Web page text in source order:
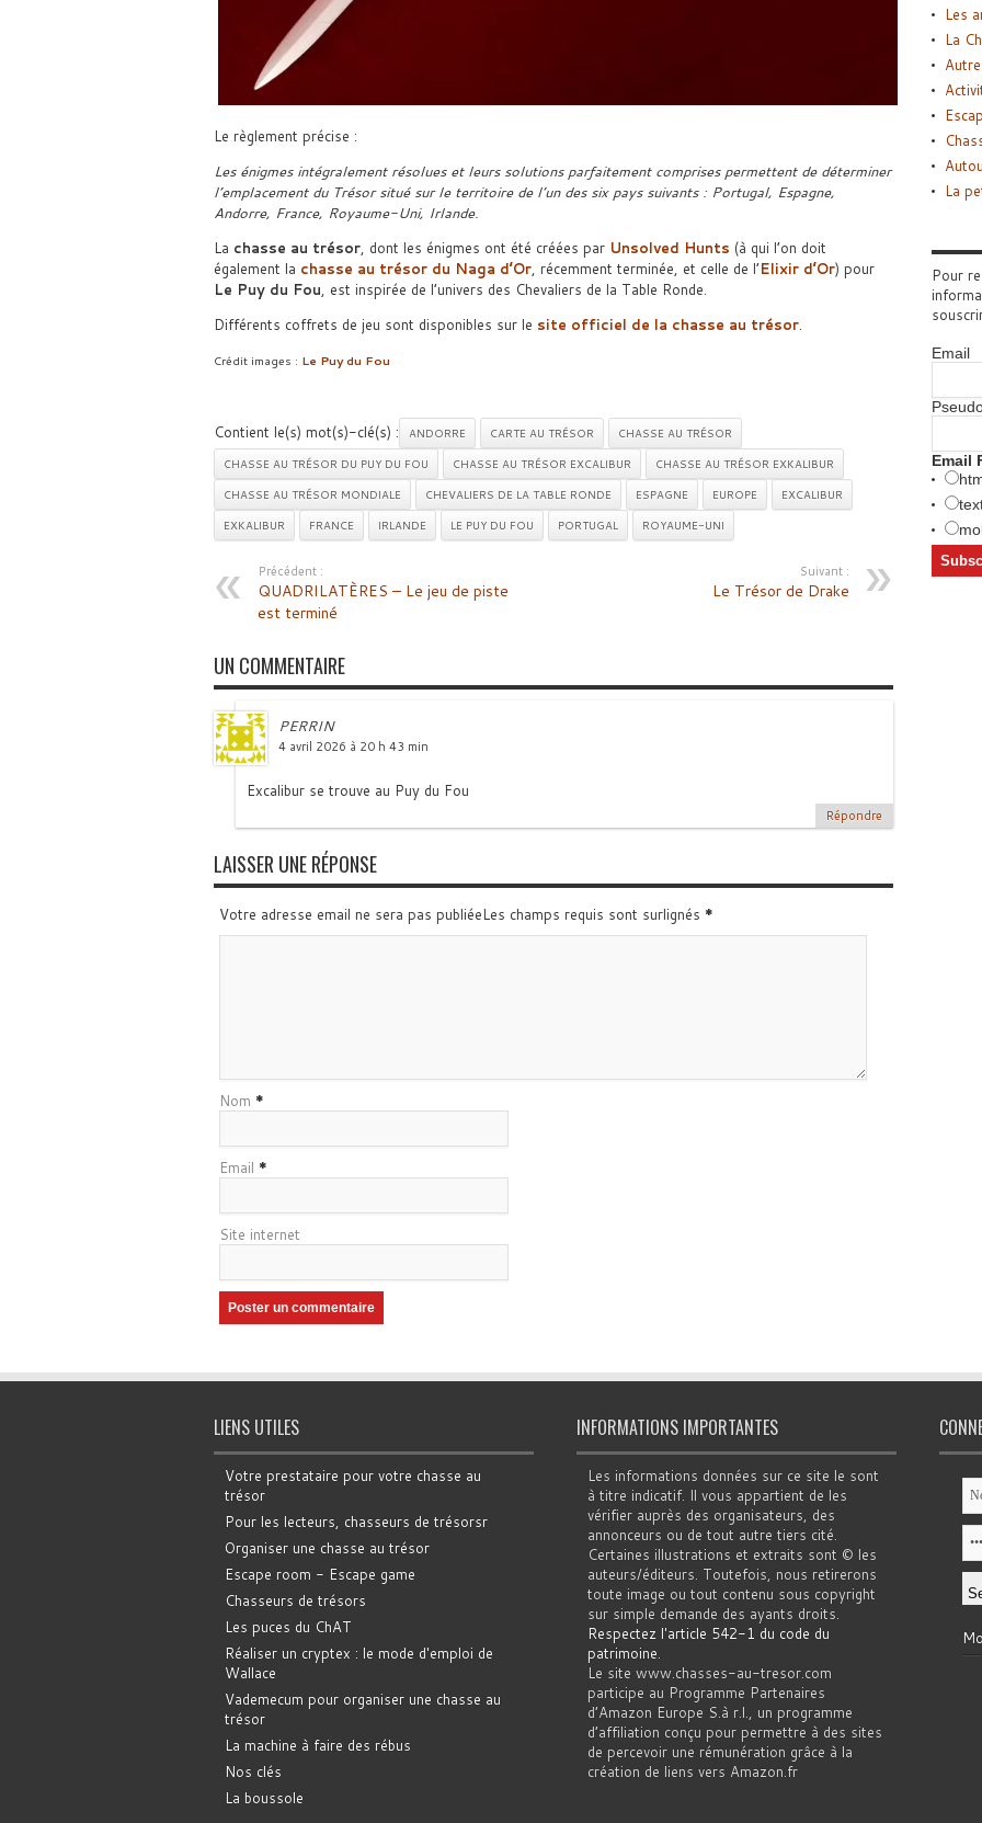
Le règlement précise :
Les énigmes intégralement résolues et leurs solutions parfaitement comprises permettent de déterminer
l’emplacement du Trésor situé sur le territoire de l’un des six pays suivants : Portugal, Espagne,
Andorre, France, Royaume-Uni, Irlande.
La chasse au trésor, dont les énigmes ont été créées par Unsolved Hunts (à qui l’on doit
également la chasse au trésor du Naga d’Or, récemment terminée, et celle de l’Elixir d’Or) pour
Le Puy du Fou, est inspirée de l’univers des Chevaliers de la Table Ronde.
Différents coffrets de jeu sont disponibles sur le site officiel de la chasse au trésor.
Crédit images : Le Puy du Fou
Contient le(s) mot(s)-clé(s) : ANDORRE CARTE AU TRÉSOR
CHASSE AU TRÉSOR
CHASSE AU TRÉSOR DU PUY DU FOU
CHASSE AU TRÉSOR EXCALIBUR
CHASSE AU TRÉSOR EXKALIBUR
CHASSE AU TRÉSOR MONDIALE
CHEVALIERS DE LA TABLE RONDE ESPAGNE EUROPE
EXCALIBUR
EXKALIBUR
FRANCE IRLANDE LE PUY DU FOU PORTUGAL ROYAUME-UNI
Précédent :
QUADRILATÈRES – Le jeu de piste
est terminé
Suivant :
​Le Trésor de Drake
UN COMMENTAIRE
PERRIN
4 avril 2026 à 20 h 43 min
Excalibur se trouve au Puy du Fou
Répondre
LAISSER UNE RÉPONSE
Votre adresse email ne sera pas publiéeLes champs requis sont surlignés *
Nom *
Email *
Site internet
Les
La
La
Pour
Email
Email
LIENS UTILES
Votre prestataire pour votre chasse au
trésor
Pour les lecteurs, chasseurs de trésorsr
Organiser une chasse au trésor
Escape room - Escape game
Chasseurs de trésors
Les puces du ChAT
Réaliser un cryptex : le mode d'emploi de
Wallace
Vademecum pour organiser une chasse au
trésor
La machine à faire des rébus
Nos clés
La boussole
INFORMATIONS IMPORTANTES
Les informations données sur ce site le sont
à titre indicatif. Il vous appartient de les
vérifier auprès des organisateurs, des
annonceurs ou de tout autre tiers cité.
Certaines illustrations et extraits sont © les
auteurs/éditeurs. Toutefois, nous retirerons
toute image ou tout contenu sous copyright
sur simple demande des ayants droits.
Respectez l'article 542-1 du code du
patrimoine.
Le site www.chasses-au-tresor.com
participe au Programme Partenaires
d’Amazon Europe S.à r.l., un programme
d’affiliation conçu pour permettre à des sites
de percevoir une rémunération grâce à la
création de liens vers Amazon.fr